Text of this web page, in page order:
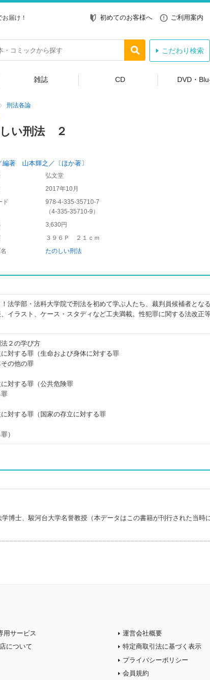
届け！ 初めてのお客様へ ご利用案内
こだわり検索
雑誌 CD DVD・
刑法各論
い刑法 ２
編著 山本輝之／〔ほか著〕
弘文堂
2017年10月
ド
978-4-335-35710-7
（4-335-35710-9 ）
3,630円
３９６Ｐ ２１ｃｍ
たのしい刑法
法学部・法科大学院で刑法を初めて学ぶ人たち、裁判員候補者とな
イラスト、ケース・スタディなど工夫満載。性犯罪に関する法改正
２の学び方
対する罪（生命および身体に対する罪
の他の罪
対する罪（公共危険罪
対する罪（国家の存立に対する罪
）
博士、駿河台大学名誉教授（本データはこの書籍が刊行された当時
用サービス
について
運営会社概要
特定商取引法に基づく表示
プライバシーポリシー
会員規約